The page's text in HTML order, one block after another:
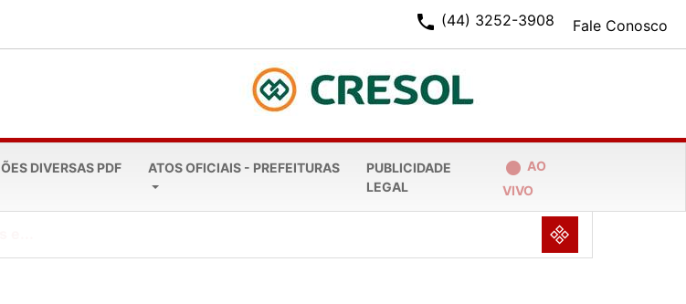
Fale Conosco
phone (44) 3252-3908
DIVERSAS PDF ATOS OFICIAIS - PREFEITURAS
PUBLICIDADE
LEGAL
fiber_manual_record AO
VIVO
NULL